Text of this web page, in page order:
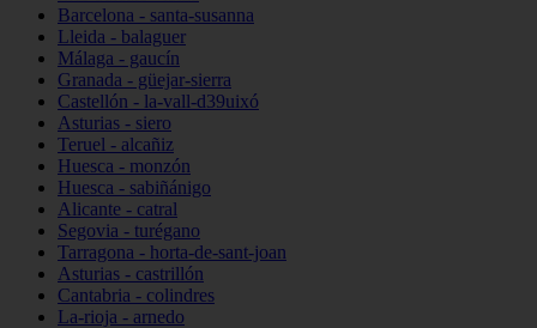
Barcelona - santa-susanna
Lleida - balaguer
Málaga - gaucín
Granada - güejar-sierra
Castellón - la-vall-d39uixó
Asturias - siero
Teruel - alcañiz
Huesca - monzón
Huesca - sabiñánigo
Alicante - catral
Segovia - turégano
Tarragona - horta-de-sant-joan
Asturias - castrillón
Cantabria - colindres
La-rioja - arnedo